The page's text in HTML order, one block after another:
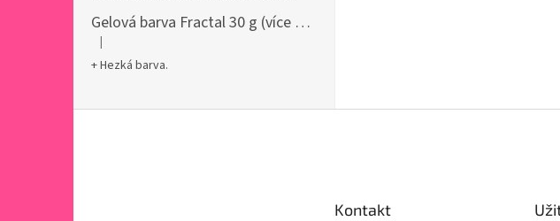
Gelová barva Fractal 30 g (více variant)
Hodnocení produktu je 5 z 5 hvězdiček.
|
+ Hezká barva.
Kontakt